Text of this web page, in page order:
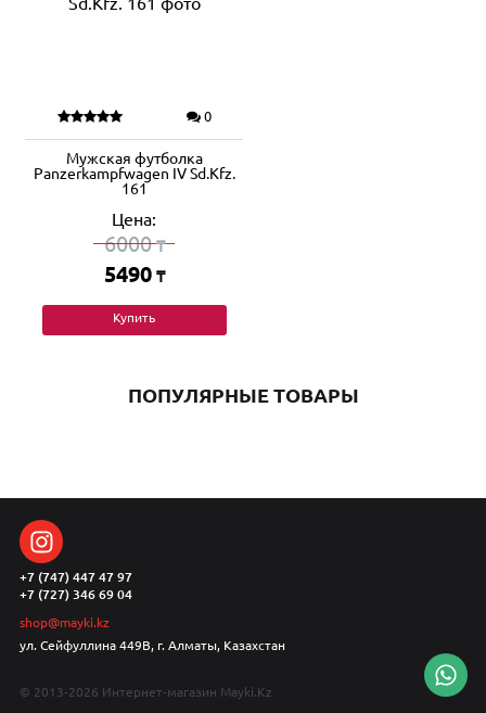
0
Мужская футболка
Panzerkampfwagen IV Sd.Kfz.
161
Цена:
6000₸
5490 ₸
Купить
ПОПУЛЯРНЫЕ ТОВАРЫ
+7 (747) 447 47 97
+7 (727) 346 69 04
shop@mayki.kz
ул. Сейфуллина 449В, г. Алматы, Казахстан
© 2013-2026 Интернет-магазин Mayki.Kz